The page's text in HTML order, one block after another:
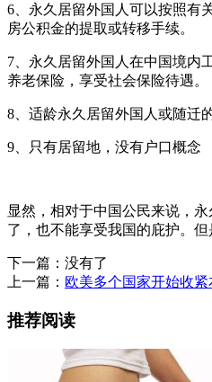
6、永久居留外国人可以按照有
房公积金的提取或转移手续。
7、永久居留外国人在中国境内
养老保险，享受社会保险待遇。
8、适龄永久居留外国人或随迁
9、只有居留地，没有户口概念
显然，相对于中国公民来说，
了，也不能享受我国的庇护。
下一篇：没有了
上一篇： 欧美多个国家开始收
推荐阅读